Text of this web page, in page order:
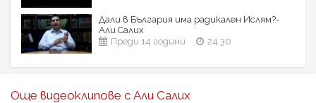
Дали в България има радикален Ислям?-
Али Салих
Преди 14 години
24:30
Още видеоклипове с Али Салих